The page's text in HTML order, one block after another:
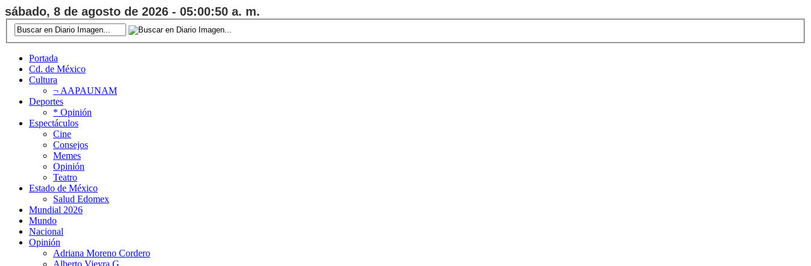
sábado, 8 de agosto de 2026 - 05:00:51 a. m.
Portada
Cd. de México
Cultura
¬ AAPAUNAM
Deportes
* Opinión
Espectáculos
Cine
Consejos
Memes
Opinión
Teatro
Estado de México
Salud Edomex
Mundial 2026
Mundo
Nacional
Opinión
Adriana Moreno Cordero
Alberto Vieyra G.